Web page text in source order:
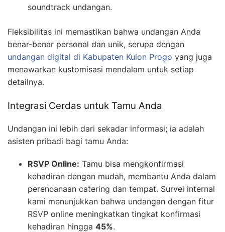
soundtrack undangan.
Fleksibilitas ini memastikan bahwa undangan Anda
benar-benar personal dan unik, serupa dengan
undangan digital di Kabupaten Kulon Progo yang juga
menawarkan kustomisasi mendalam untuk setiap
detailnya.
Integrasi Cerdas untuk Tamu Anda
Undangan ini lebih dari sekadar informasi; ia adalah
asisten pribadi bagi tamu Anda:
RSVP Online: Tamu bisa mengkonfirmasi
kehadiran dengan mudah, membantu Anda dalam
perencanaan catering dan tempat. Survei internal
kami menunjukkan bahwa undangan dengan fitur
RSVP online meningkatkan tingkat konfirmasi
kehadiran hingga 45%.